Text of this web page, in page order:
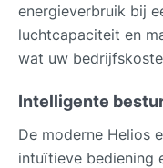
energieverbruik bij
luchtcapaciteit en
wat uw
Intelligente
De moderne Helios
intuïtieve bediening